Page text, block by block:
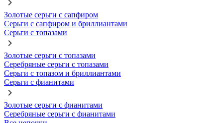
Золотые серьги с сапфиром
Серьги с сапфиром и бриллиантами
Серьги с топазами
Золотые серьги с топазами
Серебряные серьги с топазами
Серьги с топазом и бриллиантами
Серьги с фианитами
Золотые серьги с фианитами
Серебряные серьги с фианитами